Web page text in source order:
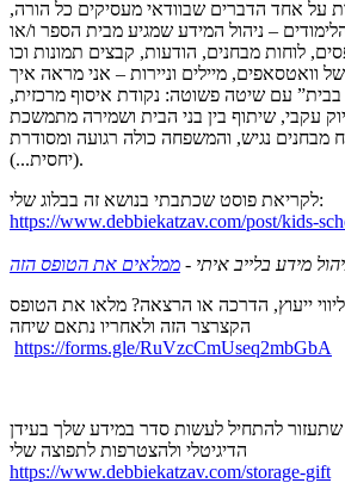
על אחד הדברים שבוודאי מעסיקים כל הורה,
– ניהול המידע שמגיע מבית הספר ו/או
וואטסאפים, מיילים וניירות – אני מראה איך
עם שיטה פשוטה: נקודת איסוף מרכזית,
מבחנים נגיש, והמשפחה כולה רגועה ומסודרת
(יחסית...).
לקריאת פוסט שכתבתי בנושא זה בבלוג שלי:
https://www.debbiekatzav.com/post/kids-
מידע בלייב איתי - ממלאים את הטופס הזה
ייעוץ, הדרכה או הרצאה? מלאו את הטופס
הקצרצר הזה ולאחריו נתאם שיחה
https://forms.gle/RuVzcCmUseq2mbGbA
להתחיל לעשות סדר במידע שלך בעידן
הדיגיטלי ולהצטרפות לתפוצה שלי
https://www.debbiekatzav.com/storage-gift